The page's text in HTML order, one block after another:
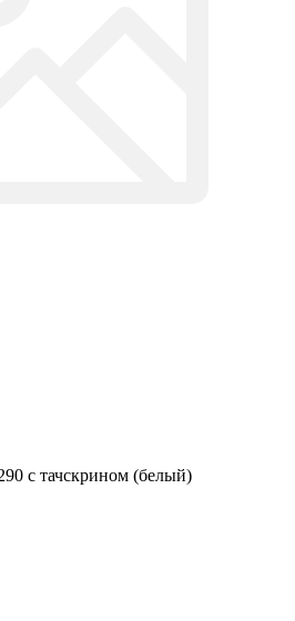
с тачскрином (белый)
свяжутся с вами и уточнят
если его нету то закажут его